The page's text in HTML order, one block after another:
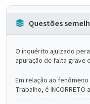
Questões
O inquérito ajuizado
apuração de falta grave
Em relação ao
Trabalho, é INCORRETO